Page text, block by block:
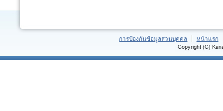
การป้องกันข้อมูลส่วนบุคคล หน้าแรก